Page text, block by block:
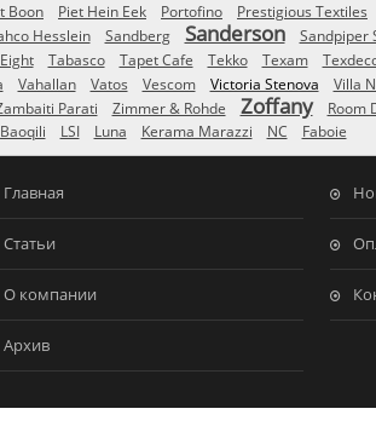
Boon Piet Hein Eek Portofino Prestigious Textiles
Hesslein Sandberg Sanderson Sandpiper
Tabasco Tapet Cafe Tekko Texam
Vahallan Vatos Vescom Victoria Stenova Villa
Parati Zimmer & Rohde Zoffany Room
Baoqili LSI Luna Kerama Marazzi NC Faboie
Главная
Статьи
О компании
Архив